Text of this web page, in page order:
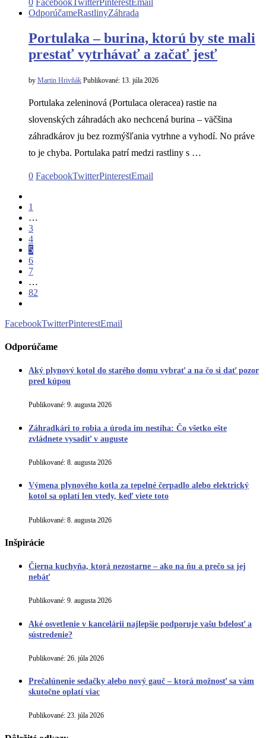
OdporúčameRastlinyZáhrada
Portulaka – burina, ktorú by ste mali
prestať vytrhávať a začať jesť
by Martin Hrivňák Publikované: 13. júla 2026
Portulaka zeleninová (Portulaca oleracea) rastie na
slovenských záhradách ako nechcená burina – väčšina
záhradkárov ju bez rozmýšľania vytrhne a vyhodí. No práve
to je chyba. Portulaka patrí medzi rastliny s …
0 FacebookTwitterPinterestEmail
1
…
3
4
5
6
7
…
82
FacebookTwitterPinterestEmail
Odporúčame
Aký plynový kotol do starého domu vybrať a na čo si dať pozor
pred kúpou
Publikované: 9. augusta 2026
Záhradkári to robia a úroda im nestíha: Čo všetko ešte
zvládnete vysadiť v auguste
Publikované: 8. augusta 2026
Výmena plynového kotla za tepelné čerpadlo alebo elektrický
kotol sa oplatí len vtedy, keď viete toto
Publikované: 8. augusta 2026
Inšpirácie
Čierna kuchyňa, ktorá nezostarne – ako na ňu a prečo sa jej
nebáť
Publikované: 9. augusta 2026
Aké osvetlenie v kancelárii najlepšie podporuje vašu bdelosť a
sústredenie?
Publikované: 26. júla 2026
Prečalúnenie sedačky alebo nový gauč – ktorá možnosť sa vám
skutočne oplatí viac
Publikované: 23. júla 2026